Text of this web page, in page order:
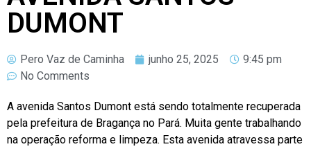
DUMONT
Pero Vaz de Caminha junho 25, 2025
9:45 pm
No Comments
A avenida Santos Dumont está sendo totalmente recuperada
pela prefeitura de Bragança no Pará. Muita gente trabalhando
na operação reforma e limpeza. Esta avenida atravessa parte